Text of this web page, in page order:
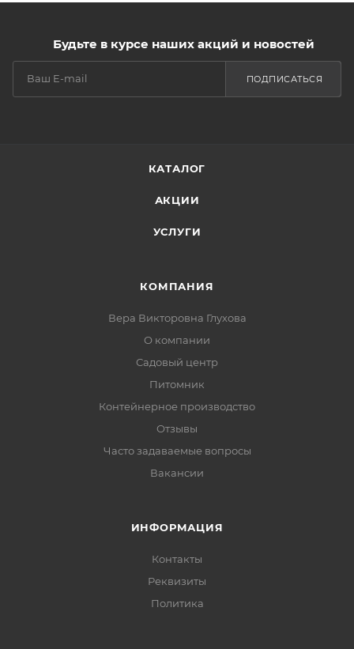
Будьте в курсе наших акций и новостей
ПОДПИСАТЬСЯ
КАТАЛОГ
АКЦИИ
УСЛУГИ
КОМПАНИЯ
Вера Викторовна Глухова
О компании
Садовый центр
Питомник
Контейнерное производство
Отзывы
Часто задаваемые вопросы
Вакансии
ИНФОРМАЦИЯ
Контакты
Реквизиты
Политика